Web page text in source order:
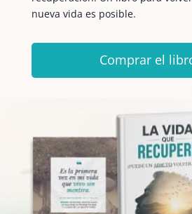
nueva vida es posible.
Comprar el